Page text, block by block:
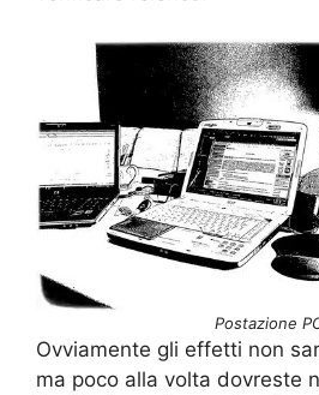
Postazione
Ovviamente gli effetti non
ma poco alla volta dovreste